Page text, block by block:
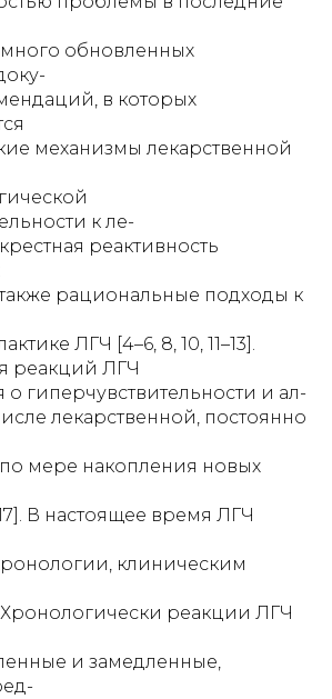
обновленных
в которых
механизмы лекарственной
к ле-
реактивность
рациональные подходы к
ЛГЧ [4–6, 8, 10, 11–13].
реакций ЛГЧ
о гиперчувствительности и ал-
лекарственной, постоянно
мере накопления новых
В настоящее время ЛГЧ
клиническим
реакции ЛГЧ
и замедленные,